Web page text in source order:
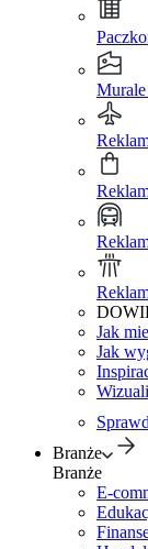
Jak
Jak
Branże
Branże
E-